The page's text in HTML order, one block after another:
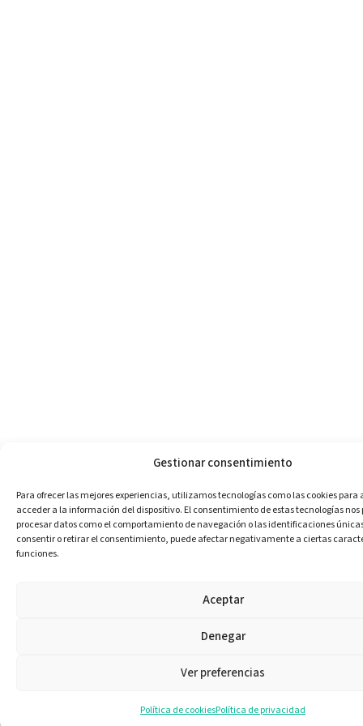
Gestionar consentimiento
Para ofrecer las mejores experiencias, utilizamos tecnologías como las cookies
acceder a la información del dispositivo. El consentimiento de estas tecnologías
procesar datos como el comportamiento de navegación o las identificaciones
consentir o retirar el consentimiento, puede afectar negativamente a ciertas
funciones.
Aceptar
Denegar
Ver preferencias
Política de cookiesPolítica de privacidad